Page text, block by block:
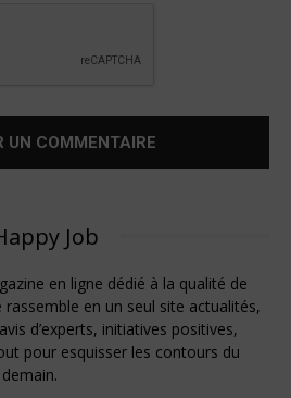
Job
en ligne dédié à la qualité de
rassemble en un seul site actualités,
d’experts, initiatives positives,
pour esquisser les contours du